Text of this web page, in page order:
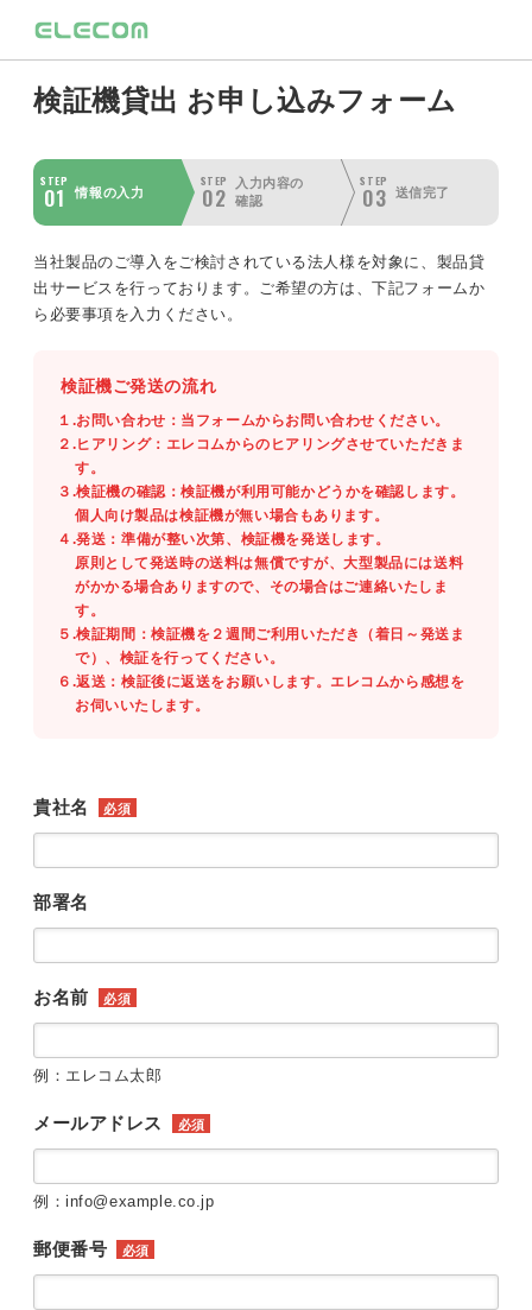
検証機貸出 お申し込みフォーム
STEP
01 情報の入力
STEP
02
入力内容の
確認
STEP
03 送信完了
当社製品のご導入をご検討されている法人様を対象に、製品貸
出サービスを行っております。ご希望の方は、下記フォームか
ら必要事項を入力ください。
検証機ご発送の流れ
１.お問い合わせ：当フォームからお問い合わせください。
２.ヒアリング：エレコムからのヒアリングさせていただきま
す。
３.検証機の確認：検証機が利用可能かどうかを確認します。
個人向け製品は検証機が無い場合もあります。
４.発送：準備が整い次第、検証機を発送します。
原則として発送時の送料は無償ですが、大型製品には送料
がかかる場合ありますので、その場合はご連絡いたしま
す。
５.検証期間：検証機を２週間ご利用いただき（着日～発送ま
で）、検証を行ってください。
６.返送：検証後に返送をお願いします。エレコムから感想を
お伺いいたします。
貴社名 必須
部署名
お名前 必須
例：エレコム太郎
メールアドレス 必須
例：info@example.co.jp
郵便番号 必須